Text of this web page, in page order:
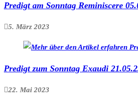
Predigt am Sonntag Reminiscere
5. März 2023
Predigt zum Sonntag Exaudi
22. Mai 2023